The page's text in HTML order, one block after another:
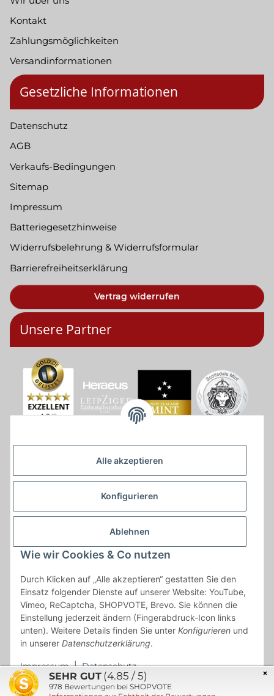
Alle akzeptieren
Konfigurieren
Ablehnen
Wie wir Cookies & Co nutzen
Durch Klicken auf „Alle akzeptieren“ gestatten Sie den
Einsatz folgender Dienste auf unserer Website: YouTube,
Vimeo, ReCaptcha, SHOPVOTE, Brevo. Sie können die
Einstellung jederzeit ändern (Fingerabdruck-Icon links
unten). Weitere Details finden Sie unter Konfigurieren und
in unserer Datenschutzerklärung.
Impressum | Datenschutz
Kontakt
Zahlungsmöglichkeiten
Versandinformationen
Gesetzliche Informationen
Datenschutz
AGB
Verkaufs-Bedingungen
Sitemap
Impressum
Batteriegesetzhinweise
Widerrufsbelehrung & Widerrufsformular
Barrierefreiheitserklärung
Vertrag widerrufen
Unsere Partner
* * Lieferzeiten gelten ab Zahlungseingang und innerhalb
Deutschland.Irrtümer vorbehalten. Angaben zur
Auflagenhöhe, Durchmesser, etc. werden nicht garantiert. Der
Kaufvertrag bleibt davon unbetroffen. Alle angegebenen Preise
sind incl. der gesetzlichen UST und, zzgl.Versand| Das Angebot
"kostenlose Lieferung" bezieht sich aussließlich auf den
© 2021 Münzen Engel GmbH & Co. KG
×
SEHR GUT (4.85 / 5)
978 Bewertungen bei SHOPVOTE